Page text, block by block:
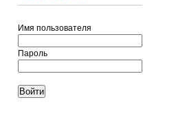
Имя пользователя
Пароль